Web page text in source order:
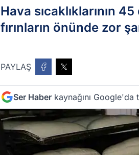
Hava sıcaklıklarının
fırınların önünde zor
PAYLAŞ
Ser Haber kaynağını